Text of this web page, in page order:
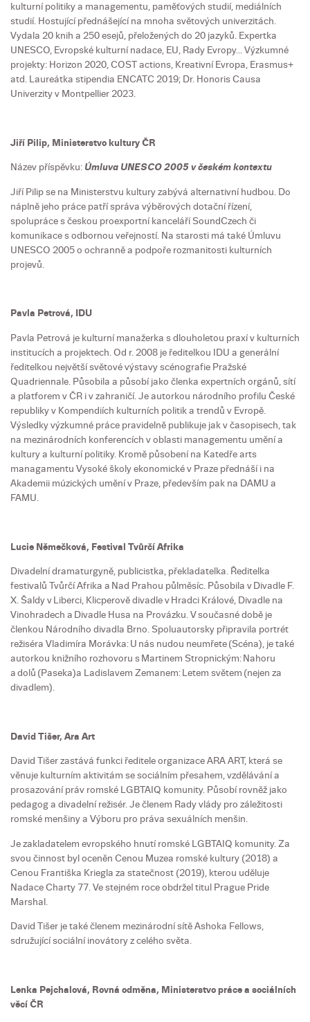
kulturní politiky a managementu, paměťových studií, mediálních
studií. Hostující přednášející na mnoha světových univerzitách.
Vydala 20 knih a 250 esejů, přeložených do 20 jazyků. Expertka
UNESCO, Evropské kulturní nadace, EU, Rady Evropy... Výzkumné
projekty: Horizon 2020, COST actions, Kreativní Evropa, Erasmus+
atd. Laureátka stipendia ENCATC 2019; Dr. Honoris Causa
Univerzity v Montpellier 2023.
Jiří Pilip, Ministerstvo kultury ČR
Název příspěvku: Úmluva UNESCO 2005 v českém kontextu
Jiří Pilip se na Ministerstvu kultury zabývá alternativní hudbou. Do
náplně jeho práce patří správa výběrových dotační řízení,
spolupráce s českou proexportní kanceláří SoundCzech či
komunikace s odbornou veřejností. Na starosti má také Úmluvu
UNESCO 2005 o ochranně a podpoře rozmanitosti kulturních
projevů.
Pavla Petrová, IDU
Pavla Petrová je kulturní manažerka s dlouholetou praxí v kulturních
institucích a projektech. Od r. 2008 je ředitelkou IDU a generální
ředitelkou největší světové výstavy scénografie Pražské
Quadriennale. Působila a působí jako členka expertních orgánů, sítí
a platforem v ČR i v zahraničí. Je autorkou národního profilu České
republiky v Kompendiích kulturních politik a trendů v Evropě.
Výsledky výzkumné práce pravidelně publikuje jak v časopisech, tak
na mezinárodních konferencích v oblasti managementu umění a
kultury a kulturní politiky. Kromě působení na Katedře arts
managamentu Vysoké školy ekonomické v Praze přednáší i na
Akademii múzických umění v Praze, především pak na DAMU a
FAMU.
Lucie Němečková, Festival Tvůrčí Afrika
Divadelní dramaturgyně, publicistka, překladatelka. Ředitelka
festivalů Tvůrčí Afrika a Nad Prahou půlměsíc. Působila v Divadle F.
X. Šaldy v Liberci, Klicperově divadle v Hradci Králové, Divadle na
Vinohradech a Divadle Husa na Provázku. V současné době je
členkou Národního divadla Brno. Spoluautorsky připravila portrét
režiséra Vladimíra Morávka: U nás nudou neumřete (Scéna), je také
autorkou knižního rozhovoru s Martinem Stropnickým: Nahoru
a dolů (Paseka)a Ladislavem Zemanem: Letem světem (nejen za
divadlem).
David Tišer, Ara Art
David Tišer zastává funkci ředitele organizace ARA ART, která se
věnuje kulturním aktivitám se sociálním přesahem, vzdělávání a
prosazování práv romské LGBTAIQ komunity. Působí rovněž jako
pedagog a divadelní režisér. Je členem Rady vlády pro záležitosti
romské menšiny a Výboru pro práva sexuálních menšin.
Je zakladatelem evropského hnutí romské LGBTAIQ komunity. Za
svou činnost byl oceněn Cenou Muzea romské kultury (2018) a
Cenou Františka Kriegla za statečnost (2019), kterou uděluje
Nadace Charty 77. Ve stejném roce obdržel titul Prague Pride
Marshal.
David Tišer je také členem mezinárodní sítě Ashoka Fellows,
sdružující sociální inovátory z celého světa.
Lenka Pejchalová, Rovná odměna, Ministerstvo práce a sociálních
věcí ČR